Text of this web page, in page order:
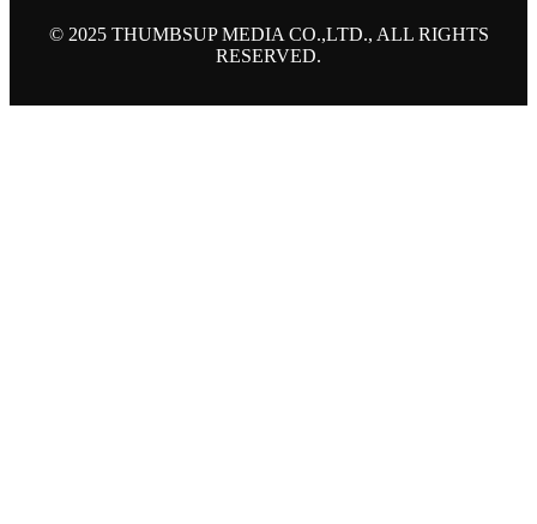
© 2025 THUMBSUP MEDIA CO.,LTD., ALL RIGHTS
RESERVED.